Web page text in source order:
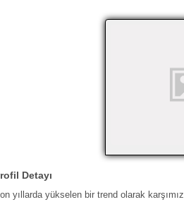
Detayı
yıllarda yükselen bir trend olarak